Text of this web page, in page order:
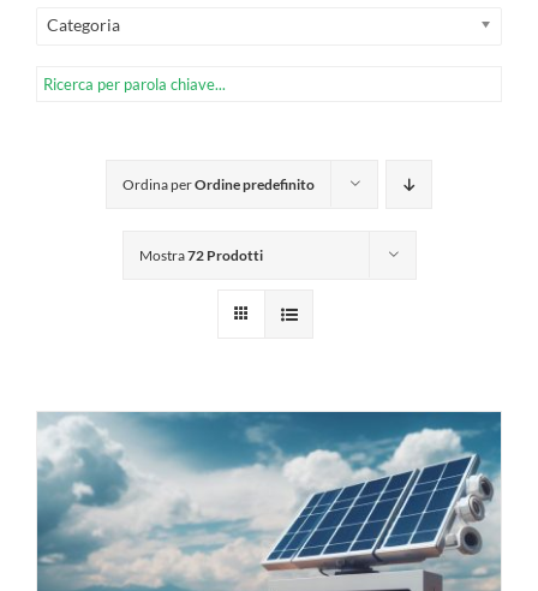
Categoria
Ordina perOrdine predefinito
Mostra72 Prodotti